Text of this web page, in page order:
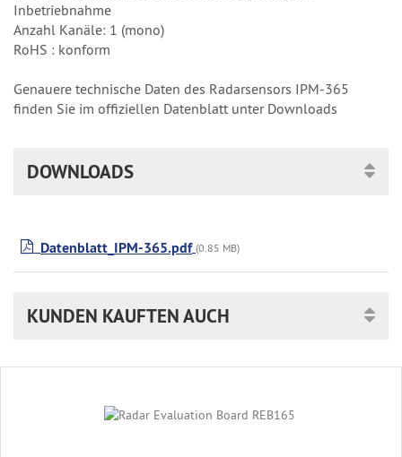
Inbetriebnahme
Anzahl Kanäle: 1 (mono)
RoHS : konform
Genauere technische Daten des Radarsensors IPM-365
finden Sie im offiziellen Datenblatt unter Downloads
DOWNLOADS
Datenblatt_IPM-365.pdf (0.85 MB)
KUNDEN KAUFTEN AUCH